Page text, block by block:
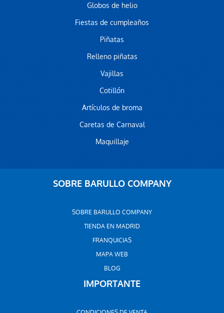
Globos de helio
Fiestas de cumpleaños
Piñatas
Relleno piñatas
Vajillas
Cotillón
Artículos de broma
Caretas de Carnaval
Maquillaje
SOBRE BARULLO COMPANY
SOBRE BARULLO COMPANY
TIENDA EN MADRID
FRANQUICIAS
MAPA WEB
BLOG
IMPORTANTE